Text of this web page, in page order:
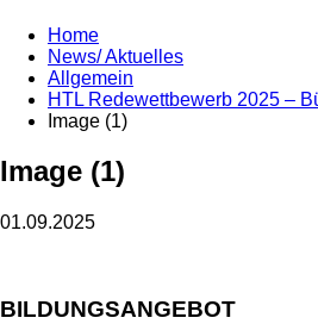
Home
News/ Aktuelles
Allgemein
HTL Redewettbewerb 2025 –
Image (1)
Image (1)
01.09.2025
BILDUNGSANGEBOT